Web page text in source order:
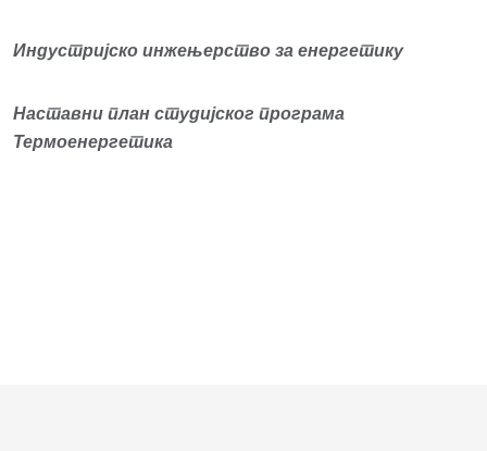
Индустријско инжењерство за енергетику
Наставни план студијског програма
Термоенергетика